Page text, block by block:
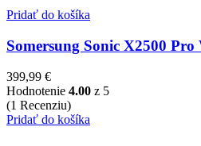
Pridať do košíka
Somersung Sonic X2500 Pro
399,99 €
Hodnotenie 4.00 z 5
(1 Recenziu)
Pridať do košíka